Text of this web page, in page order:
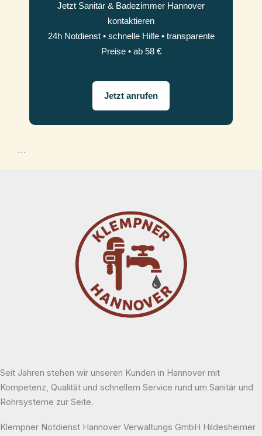
Jetzt Sanitär & Badezimmer Hannover
kontaktieren
24h Notdienst • schnelle Hilfe • transparente
Preise • ab 58 €
Jetzt anrufen
```
Seit Jahren stehen wir unseren Kunden in Hannover mit
Kompetenz, Qualität und schnellem Service rund um Sanitär und
Rohrsysteme zur Seite.
Klempner Notdienst Hannover Verwaltungs GmbH Hildesheimer